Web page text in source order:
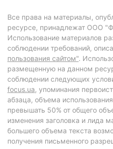
Все права на материалы,
ресурсе, принадлежат ООО
Использование материалов
соблюдении требований,
пользования сайтом".
размещенную на данном
соблюдении следующих
focus.ua, упоминания
абзаца, объема
превышать 50% от общего
изменения заголовка и лида
большего объема текста
получения письменного